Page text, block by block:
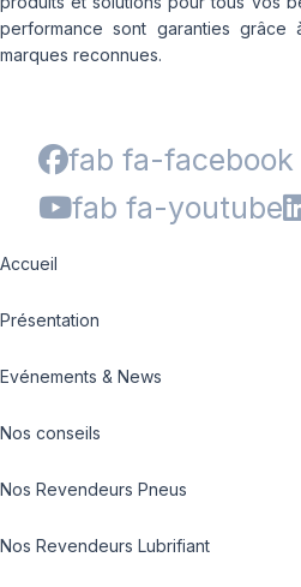
performance sont garanties grâce
marques reconnues.
fab fa-facebook
fab fa-youtube
Accueil
Présentation
Evénements & News
Nos conseils
Nos Revendeurs Pneus
Nos Revendeurs Lubrifiant